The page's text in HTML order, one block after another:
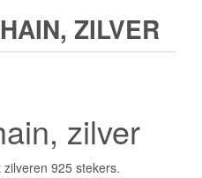
ZILVER
zilver
925 stekers.